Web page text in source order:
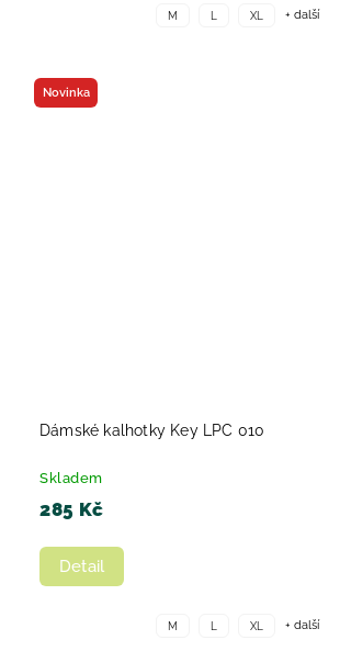
M XL + další
Novinka
Dámské kalhotky Key LPC 010
Skladem
285 Kč
Detail
M XL + další